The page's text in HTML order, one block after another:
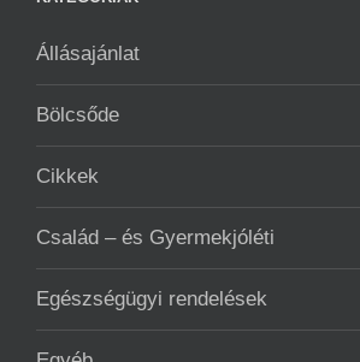
Állásajánlat
Bölcsőde
Cikkek
Család – és Gyermekjóléti
Egészségügyi rendelések